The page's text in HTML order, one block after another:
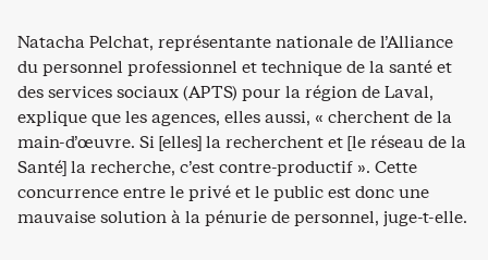
Natacha Pelchat, représentante nationale de l’Alliance
du personnel professionnel et technique de la santé et
des services sociaux (APTS) pour la région de Laval,
explique que les agences, elles aussi, « cherchent de la
main-d’œuvre. Si [elles] la recherchent et [le réseau de la
Santé] la recherche, c’est contre-productif ». Cette
concurrence entre le privé et le public est donc une
mauvaise solution à la pénurie de personnel, juge-t-elle.